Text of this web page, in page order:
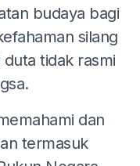
budaya bagi
silang
tidak rasmi
dan
termasuk